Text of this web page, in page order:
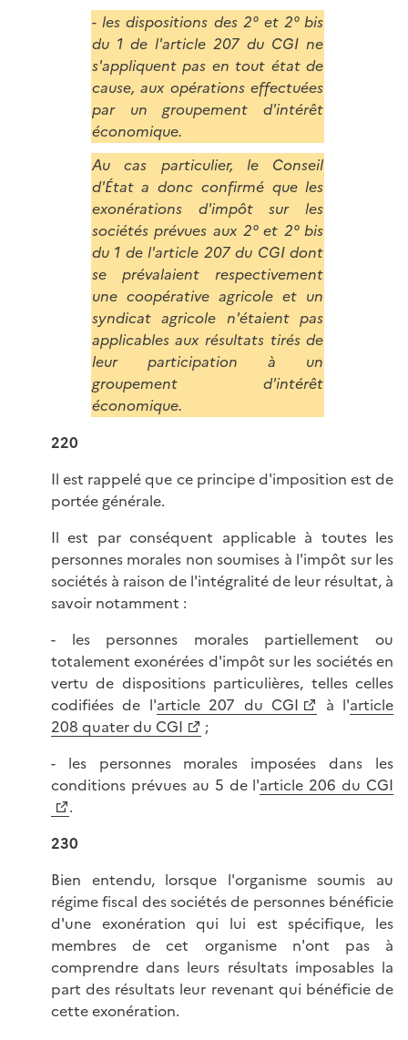
- les dispositions des 2° et 2° bis
du 1 de l'article 207 du CGI ne
s'appliquent pas en tout état de
cause, aux opérations effectuées
par un groupement d'intérêt
économique.
Au cas particulier, le Conseil
d'État a donc confirmé que les
exonérations d'impôt sur les
sociétés prévues aux 2° et 2° bis
du 1 de l'article 207 du CGI dont
se prévalaient respectivement
une coopérative agricole et un
syndicat agricole n'étaient pas
applicables aux résultats tirés de
leur participation à un
groupement d'intérêt
économique.
220
Il est rappelé que ce principe d'imposition est de
portée générale.
Il est par conséquent applicable à toutes les
personnes morales non soumises à l'impôt sur les
sociétés à raison de l'intégralité de leur résultat, à
savoir notamment :
- les personnes morales partiellement ou
totalement exonérées d'impôt sur les sociétés en
vertu de dispositions particulières, telles celles
codifiées de l'article 207 du CGI à l'article
208 quater du CGI
;
- les personnes morales imposées dans les
conditions prévues au 5 de l'article 206 du CGI
.
230
Bien entendu, lorsque l'organisme soumis au
régime fiscal des sociétés de personnes bénéficie
d'une exonération qui lui est spécifique, les
membres de cet organisme n'ont pas à
comprendre dans leurs résultats imposables la
part des résultats leur revenant qui bénéficie de
cette exonération.